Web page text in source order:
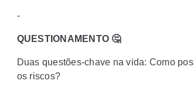
-
QUESTIONAMENTO 🤔
Duas questões-chave na vida: Como
os riscos?